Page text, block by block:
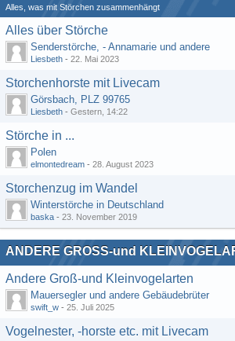
Alles, was mit Störchen zusammenhängt
Alles über Störche
Senderstörche, - Annamarie und andere
Liesbeth - 22. Mai 2023
Storchenhorste mit Livecam
Görsbach, PLZ 99765
Liesbeth - Gestern, 14:22
Störche in ...
Polen
elmontedream - 28. August 2023
Storchenzug im Wandel
Winterstörche in Deutschland
baska - 23. November 2019
ANDERE GROSS-und
Andere Groß-und Kleinvogelarten
Mauersegler und andere Gebäudebrüter
swift_w - 25. Juli 2025
Vogelnester, -horste etc. mit Livecam